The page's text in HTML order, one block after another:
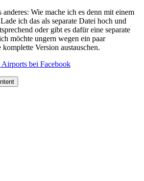
anderes: Wie mache ich es denn mit einem
ich das als separate Datei hoch und
oder gibt es dafür eine separate
möchte ungern wegen ein paar
Version austauschen.
bei Facebook